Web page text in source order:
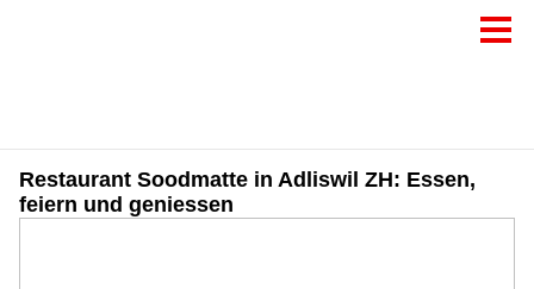
Restaurant Soodmatte in Adliswil ZH: Essen,
feiern und geniessen